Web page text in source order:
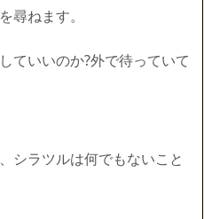
尋ねます。
ていいのか?外で待っていて
シラツルは何でもないこと